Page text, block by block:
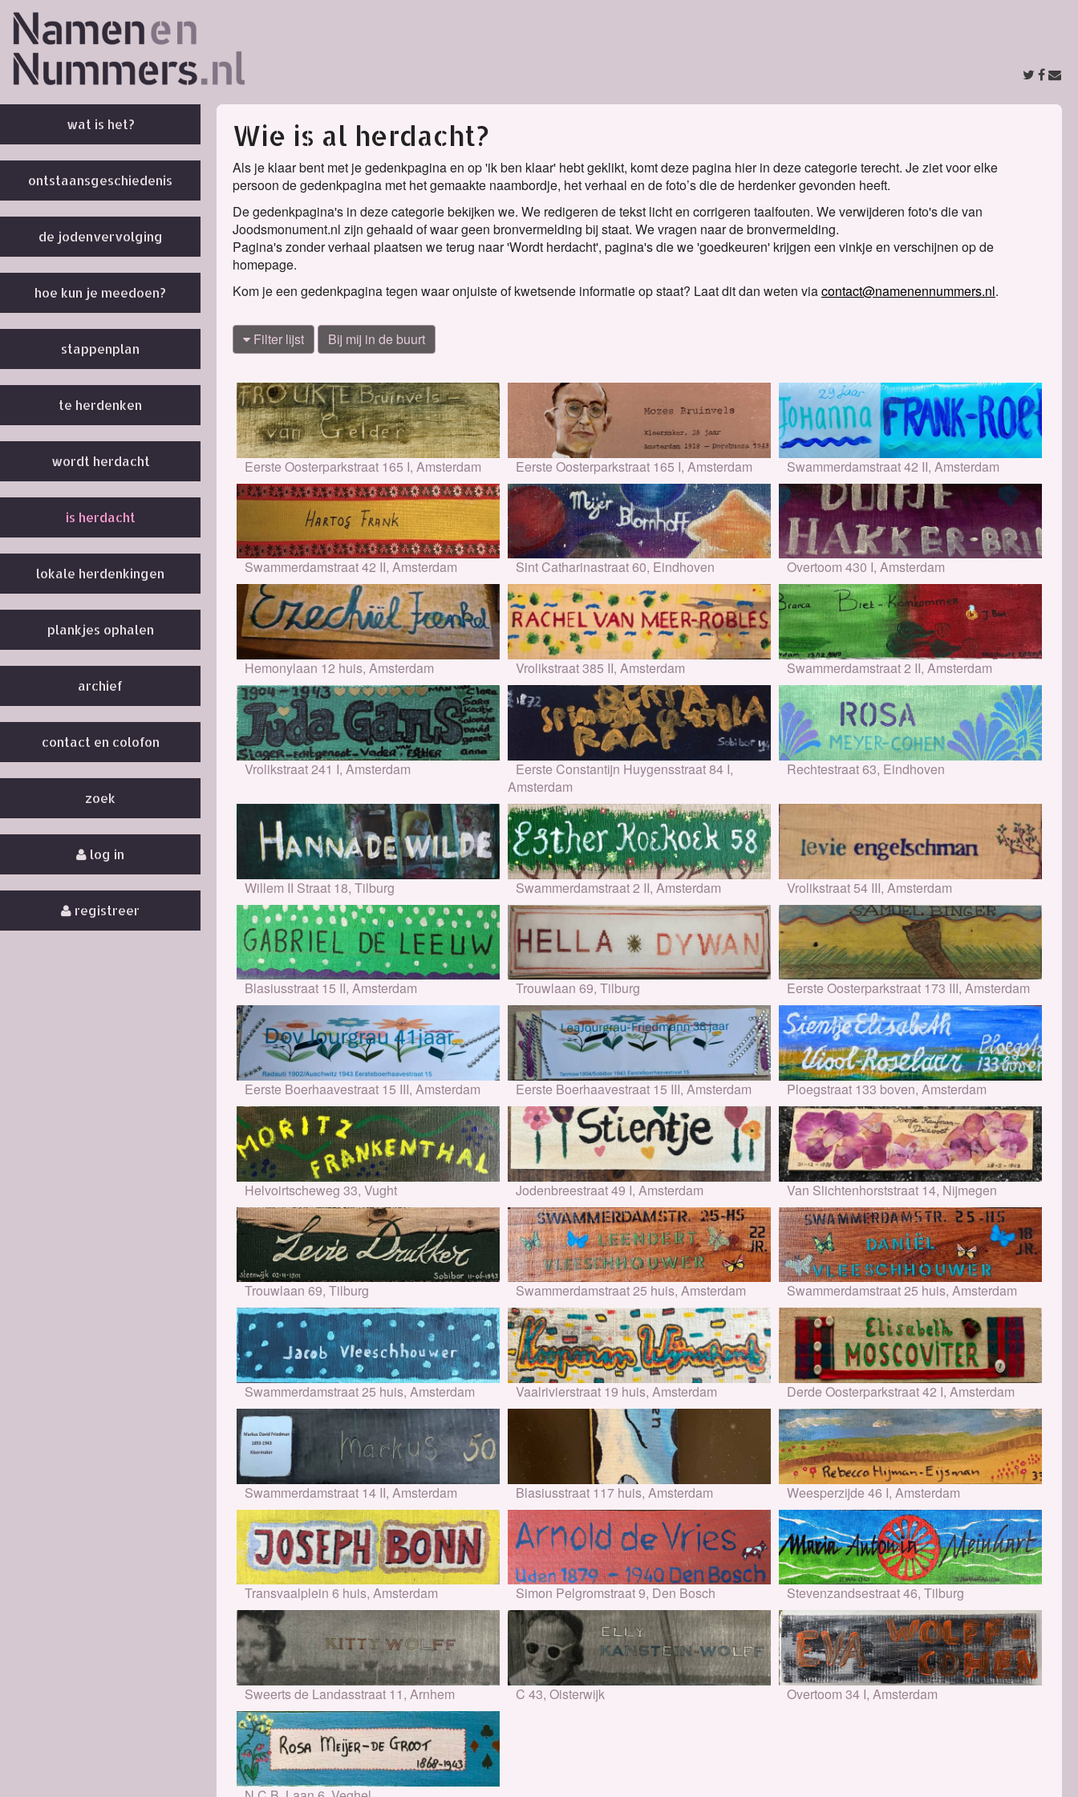
wat is het?
ontstaansgeschiedenis
de jodenvervolging
hoe kun je meedoen?
stappenplan
te herdenken
wordt herdacht
is herdacht
lokale herdenkingen
plankjes ophalen
archief
contact en colofon
zoek
log in
registreer
Wie is al herdacht?
Als je klaar bent met je gedenkpagina en op 'ik ben klaar' hebt geklikt, komt deze pagina hier in deze categorie terecht. Je ziet voor elke
persoon de gedenkpagina met het gemaakte naambordje, het verhaal en de foto’s die de herdenker gevonden heeft.
De gedenkpagina's in deze categorie bekijken we. We redigeren de tekst licht en corrigeren taalfouten. We verwijderen foto's die van
Joodsmonument.nl zijn gehaald of waar geen bronvermelding bij staat. We vragen naar de bronvermelding.
Pagina's zonder verhaal plaatsen we terug naar 'Wordt herdacht', pagina's die we 'goedkeuren' krijgen een vinkje en verschijnen op de
homepage.
Kom je een gedenkpagina tegen waar onjuiste of kwetsende informatie op staat? Laat dit dan weten viacontact@namenennummers.nl.
Filter lijst Bij mij in de buurt
Eerste Oosterparkstraat 165 I, Amsterdam Eerste Oosterparkstraat 165 I, Amsterdam Swammerdamstraat 42 II, Amsterdam
Swammerdamstraat 42 II, Amsterdam Sint Catharinastraat 60, Eindhoven Overtoom 430 I, Amsterdam
Hemonylaan 12 huis, Amsterdam Vrolikstraat 385 II, Amsterdam Swammerdamstraat 2 II, Amsterdam
Vrolikstraat 241 I, Amsterdam
Eerste Constantijn Huygensstraat 84 I,
Amsterdam
Rechtestraat 63, Eindhoven
Willem II Straat 18, Tilburg Swammerdamstraat 2 II, Amsterdam Vrolikstraat 54 III, Amsterdam
Blasiusstraat 15 II, Amsterdam Trouwlaan 69, Tilburg Eerste Oosterparkstraat 173 III, Amsterdam
Eerste Boerhaavestraat 15 III, Amsterdam Eerste Boerhaavestraat 15 III, Amsterdam Ploegstraat 133 boven, Amsterdam
Helvoirtscheweg 33, Vught Jodenbreestraat 49 I, Amsterdam Van Slichtenhorststraat 14, Nijmegen
Trouwlaan 69, Tilburg Swammerdamstraat 25 huis, Amsterdam Swammerdamstraat 25 huis, Amsterdam
Swammerdamstraat 25 huis, Amsterdam Vaalrivierstraat 19 huis, Amsterdam Derde Oosterparkstraat 42 I, Amsterdam
Swammerdamstraat 14 II, Amsterdam Blasiusstraat 117 huis, Amsterdam Weesperzijde 46 I, Amsterdam
Transvaalplein 6 huis, Amsterdam Simon Pelgromstraat 9, Den Bosch Stevenzandsestraat 46, Tilburg
Sweerts de Landasstraat 11, Arnhem C 43, Oisterwijk Overtoom 34 I, Amsterdam